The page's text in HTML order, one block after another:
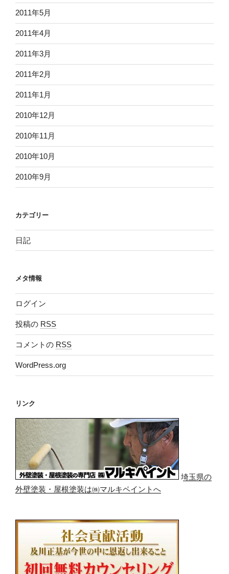
2011年5月
2011年4月
2011年3月
2011年2月
2011年1月
2010年12月
2010年11月
2010年10月
2010年9月
カテゴリー
日記
メタ情報
ログイン
投稿の RSS
コメントの RSS
WordPress.org
リンク
埼玉県の
外壁塗装・屋根塗装は㈱マルキペイントへ